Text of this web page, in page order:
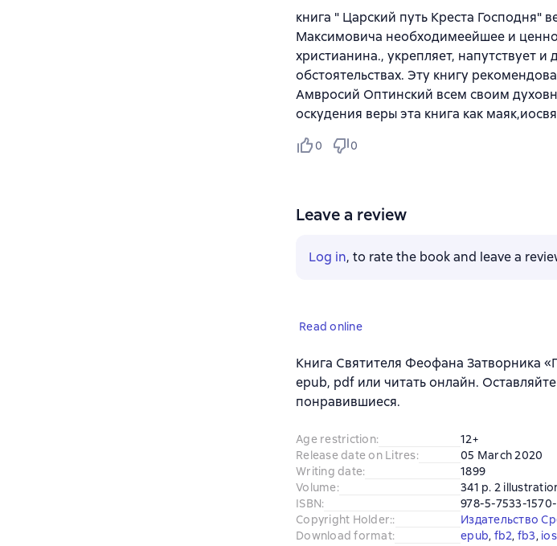
книга " Царский путь Креста Господня"
Максимовича необходимеейшее и
христианина., укрепляет, напутствует
обстоятельствах. Эту книгу
Амвросий Оптинский всем своим
оскудения веры эта книга как
0 0
Leave a review
Log in, to rate the book and leave a
Read online
Книга Святителя Феофана Затворника
epub, pdf или читать онлайн.
понравившиеся.
Age restriction:
12+
Release date on Litres:
05 March 2020
Writing date:
1899
Volume:
341 p. 2
ISBN:
978-5-7533-
Copyright Holder::
Издательство
Download format: epub, fb2, fb3,